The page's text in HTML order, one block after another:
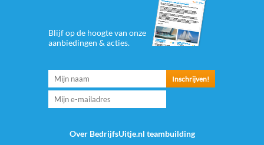
Blijf op de hoogte van onze
aanbiedingen & acties.
Over BedrijfsUitje.nl teambuilding